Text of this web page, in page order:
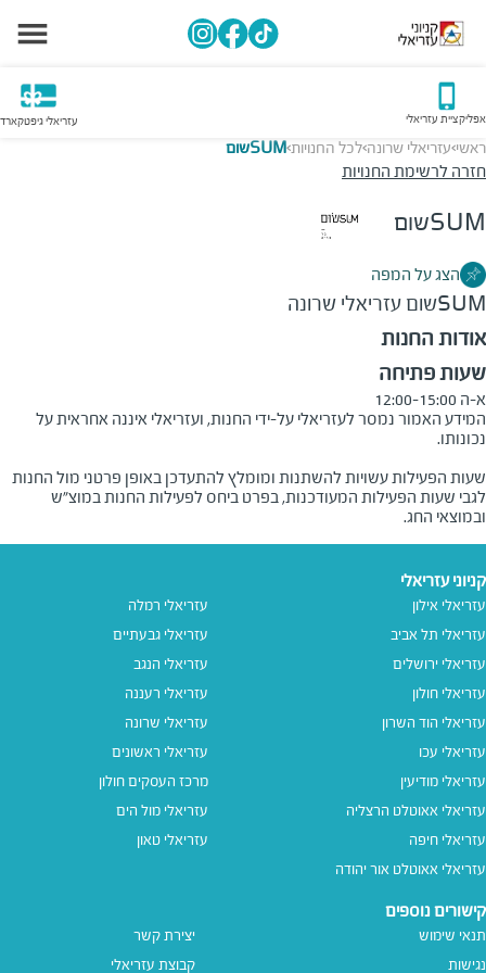
אפליקציית עזריאלי עזריאלי גיפטקארד
ראשי>עזריאלי שרונה>לכל החנויות>SUMשום
חזרה לרשימת החנויות
SUMשום
הצג על המפה
SUMשום עזריאלי שרונה
אודות החנות
שעות פתיחה
א-ה 12:00-15:00
המידע האמור נמסר לעזריאלי על-ידי החנות, ועזריאלי איננה אחראית על
שעות הפעילות עשויות להשתנות ומומלץ להתעדכן באופן פרטני מול החנות
לגבי שעות הפעילות המעודכנות, בפרט ביחס לפעילות החנות במוצ"ש
ובמוצאי החג.
קניוני עזריאלי
עזריאלי אילון
עזריאלי תל אביב
עזריאלי ירושלים
עזריאלי חולון
עזריאלי הוד השרון
עזריאלי עכו
עזריאלי מודיעין
עזריאלי אאוטלט הרצליה
עזריאלי חיפה
עזריאלי אאוטלט אור יהודה
עזריאלי רמלה
עזריאלי גבעתיים
עזריאלי הנגב
עזריאלי רעננה
עזריאלי שרונה
עזריאלי ראשונים
מרכז העסקים חולון
עזריאלי מול הים
עזריאלי טאון
קישורים נוספים
תנאי שימוש
נגישות
יצירת קשר
קבוצת עזריאלי